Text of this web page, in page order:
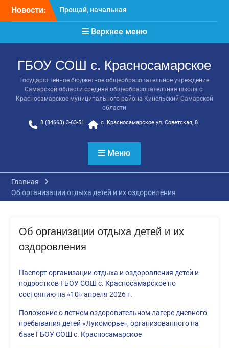
Новости:
Прощай, начальная
школа!
Расписание консультаций
выпускников 9 класса
Последний звонок
Онлайн-урок от Академии
ТОП «Ребёнок не прошёл
на бюджет. Как получить
господдержку и
бюджет»
Верхнее меню
ГБОУ СОШ с. Красносамарское
Государственное бюджетное общеобразовательное учреждение
Самарской области средняя общеобразовательная школа с.
Красносамарское муниципального района Кинельский Самарской
области
8 (84663) 3-63-51 с. Красносамарское ул. Советская, 8
Меню
Главная
Об организации отдыха детей и их оздоровления
Об организации отдыха детей и их
оздоровления
Паспорт организации отдыха и оздоровления детей и
подростков ГБОУ СОШ с. Красносамарское по
состоянию на «10» апреля 2026 г.
Положение о летнем оздоровительном лагере дневного
пребывания детей «Лукоморье», организованного на
базе ГБОУ СОШ с. Красносамарское